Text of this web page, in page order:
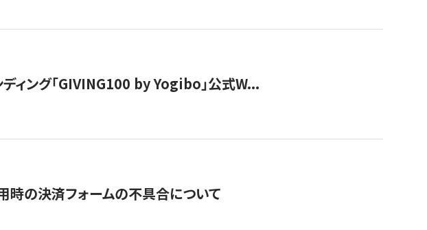
ィング「GIVING100 by Yogibo」公式W...
時の決済フォームの不具合について